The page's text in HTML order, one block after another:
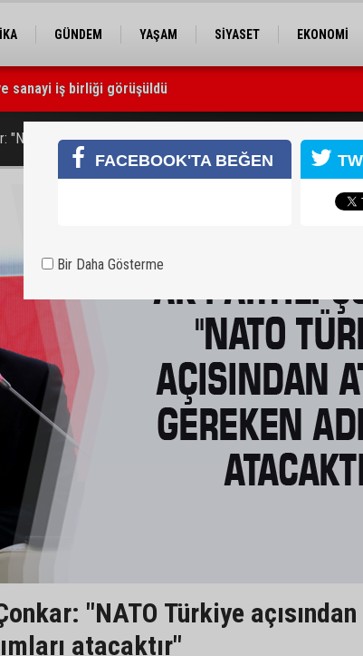
GÜNDEM YAŞAM SİYASET EKONOMİ
sanayi iş birliği görüşüldü
"NATO Türkiye açısından atması gereken adımları atacaktır"
"NATO Türkiye açısından
atacaktır"
FACEBOOK'TA BEĞEN
Bir Daha Gösterme